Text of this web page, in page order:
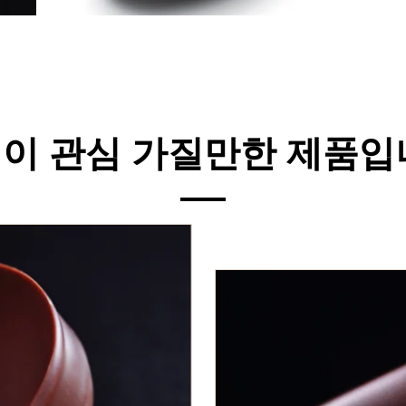
관심 가질만한 제품입